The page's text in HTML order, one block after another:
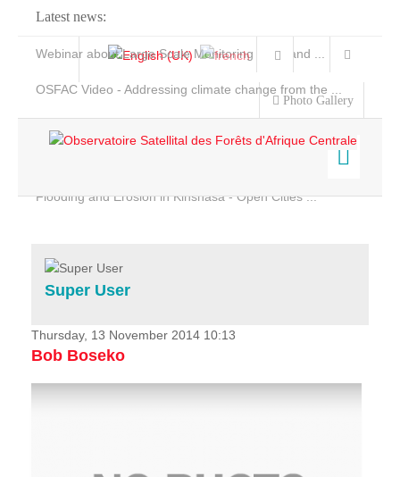
Latest news:
Webinar about Large Scale Monitoring and Land ...
OSFAC Video - Addressing climate change from the ...
Flooding and Erosion in Kinshasa - Open Cities ...
Photo Gallery
Home
Services
Projects
News & Stories
Super User
Thursday, 13 November 2014 10:13
Bob Boseko